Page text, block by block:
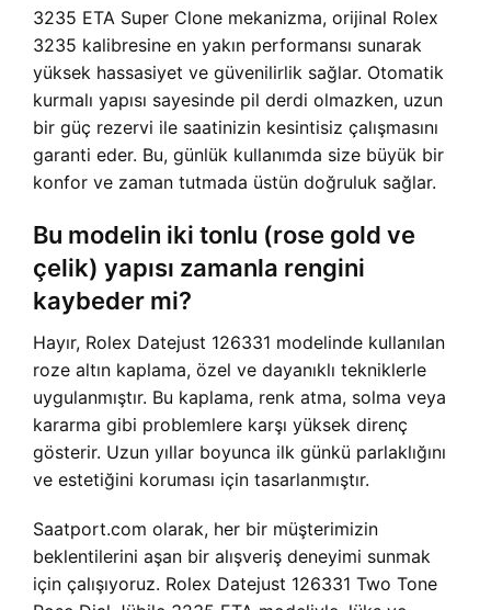
3235 ETA Super Clone mekanizma, orijinal Rolex
3235 kalibresine en yakın performansı sunarak
yüksek hassasiyet ve güvenilirlik sağlar. Otomatik
kurmalı yapısı sayesinde pil derdi olmazken, uzun
bir güç rezervi ile saatinizin kesintisiz çalışmasını
garanti eder. Bu, günlük kullanımda size büyük bir
konfor ve zaman tutmada üstün doğruluk sağlar.
Bu modelin iki tonlu (rose gold ve
çelik) yapısı zamanla rengini
kaybeder mi?
Hayır, Rolex Datejust 126331 modelinde kullanılan
roze altın kaplama, özel ve dayanıklı tekniklerle
uygulanmıştır. Bu kaplama, renk atma, solma veya
kararma gibi problemlere karşı yüksek direnç
gösterir. Uzun yıllar boyunca ilk günkü parlaklığını
ve estetiğini koruması için tasarlanmıştır.
Saatport.com olarak, her bir müşterimizin
beklentilerini aşan bir alışveriş deneyimi sunmak
için çalışıyoruz. Rolex Datejust 126331 Two Tone